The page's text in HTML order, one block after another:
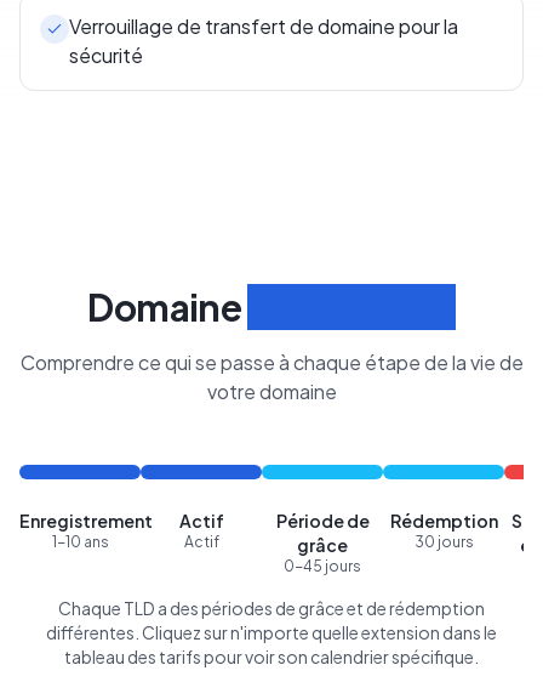
Verrouillage de transfert de domaine pour la
sécurité
Domaine
Comprendre ce qui se passe à chaque étape de la vie de
votre domaine
Enregistrement
1-10 ans
Actif
Actif
Période de
grâce
0-45 jours
Rédemption
30 jours
Chaque TLD a des périodes de grâce et de rédemption
différentes. Cliquez sur n'importe quelle extension dans le
tableau des tarifs pour voir son calendrier spécifique.